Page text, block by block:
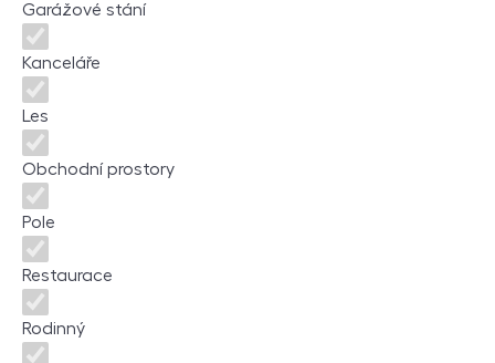
Garážové stání
Kanceláře
Les
Obchodní prostory
Pole
Restaurace
Rodinný